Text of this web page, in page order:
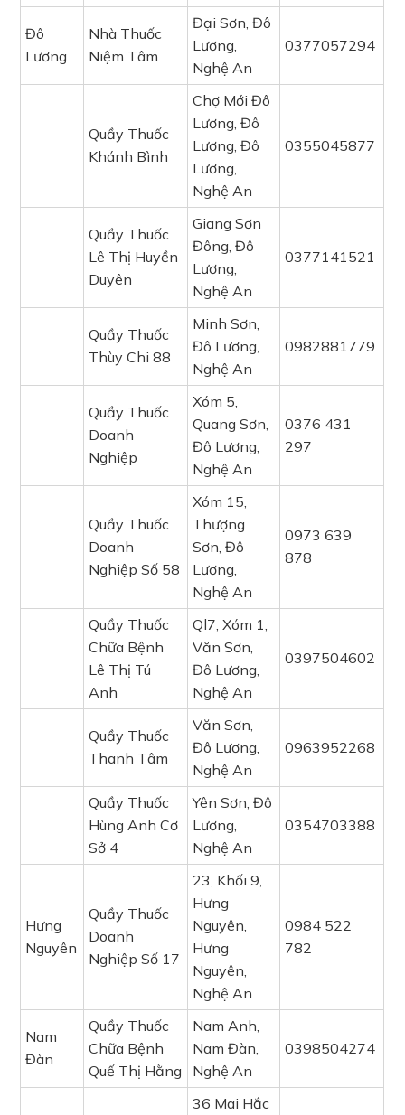
Đô
Lương
Nhà Thuốc
Niệm Tâm
Đại Sơn, Đô
Lương,
Nghệ An
0377057294
Quầy Thuốc
Khánh Bình
Chợ Mới Đô
Lương, Đô
Lương, Đô
Lương,
Nghệ An
0355045877
Quầy Thuốc
Lê Thị Huyền
Duyên
Giang Sơn
Đông, Đô
Lương,
Nghệ An
0377141521
Quầy Thuốc
Thùy Chi 88
Minh Sơn,
Đô Lương,
Nghệ An
0982881779
Quầy Thuốc
Doanh
Nghiệp
Xóm 5,
Quang Sơn,
Đô Lương,
Nghệ An
0376 431
297
Quầy Thuốc
Doanh
Nghiệp Số 58
Xóm 15,
Thượng
Sơn, Đô
Lương,
Nghệ An
0973 639
878
Quầy Thuốc
Chữa Bệnh
Lê Thị Tú
Anh
Ql7, Xóm 1,
Văn Sơn,
Đô Lương,
Nghệ An
0397504602
Quầy Thuốc
Thanh Tâm
Văn Sơn,
Đô Lương,
Nghệ An
0963952268
Quầy Thuốc
Hùng Anh Cơ
Sở 4
Yên Sơn, Đô
Lương,
Nghệ An
0354703388
Hưng
Nguyên
Quầy Thuốc
Doanh
Nghiệp Số 17
23, Khối 9,
Hưng
Nguyên,
Hưng
Nguyên,
Nghệ An
0984 522
782
Nam
Đàn
Quầy Thuốc
Chữa Bệnh
Quế Thị Hằng
Nam Anh,
Nam Đàn,
Nghệ An
0398504274
36 Mai Hắc